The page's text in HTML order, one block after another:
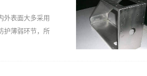
外表面大多采用
护薄弱环节，所